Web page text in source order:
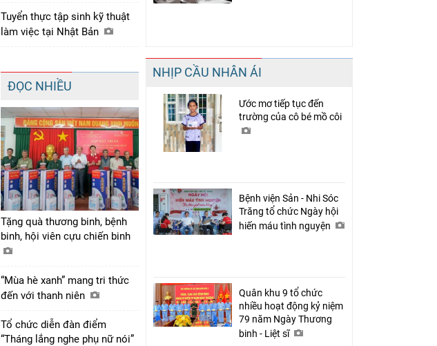
Tuyển thực tập sinh kỹ thuật
làm việc tại Nhật Bản
ĐỌC NHIỀU
Tặng quà thương binh, bệnh
binh, hội viên cựu chiến binh
“Mùa hè xanh” mang tri thức
đến với thanh niên
Tổ chức diễn đàn điểm
“Tháng lắng nghe phụ nữ nói”
NHỊP CẦU NHÂN ÁI
Ước mơ tiếp tục đến
trường của cô bé mồ côi
Bệnh viện Sản - Nhi Sóc
Trăng tổ chức Ngày hội
hiến máu tình nguyện
Quân khu 9 tổ chức
nhiều hoạt động kỷ niệm
79 năm Ngày Thương
binh - Liệt sĩ